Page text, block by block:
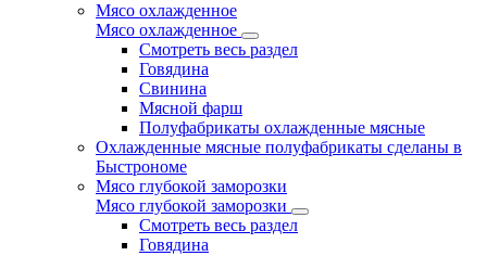
Мясо охлажденное
Мясо охлажденное
Смотреть весь раздел
Говядина
Свинина
Мясной фарш
Полуфабрикаты охлажденные мясные
Охлажденные мясные полуфабрикаты сделаны в
Быстрономе
Мясо глубокой заморозки
Мясо глубокой заморозки
Смотреть весь раздел
Говядина